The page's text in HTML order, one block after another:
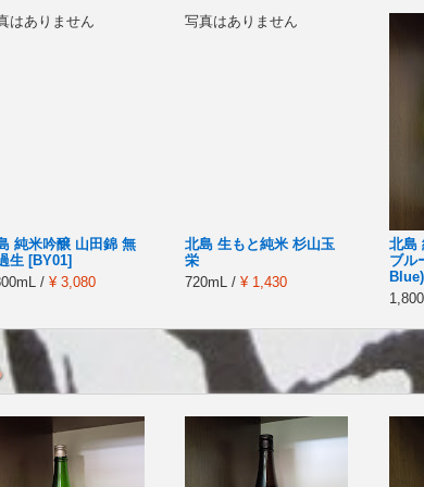
はありません
純米吟醸 山田錦 無
生 [BY01]
/ ¥ 3,080
写真はありません
北島 生もと純米 杉山玉
栄
720mL / ¥ 1,430
北島
ブル